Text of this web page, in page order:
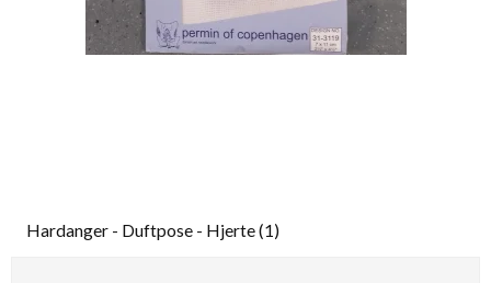
Hardanger - Duftpose - Hjerte (1)